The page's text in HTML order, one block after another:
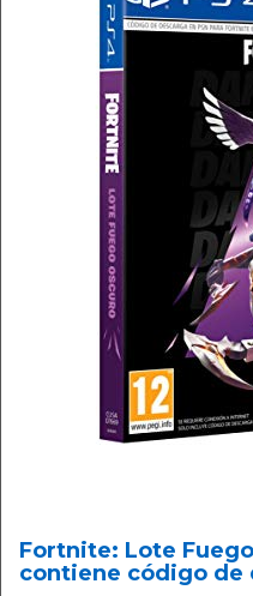
Fortnite: Lote
contiene código de